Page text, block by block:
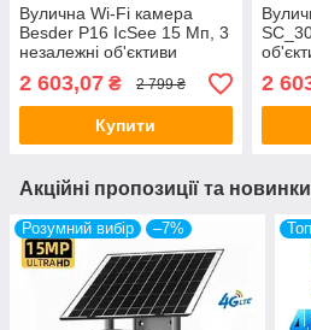
Вулична Wi-Fi камера
Besder P16 IcSee 15 Мп, 3
незалежні об'єктиви
обертання,сигналізація —
ORIGINAL
2 603,07 ₴ 2 799 ₴
Купити
2
Акційні пропозиції та новинки
Розумний вибір –7%